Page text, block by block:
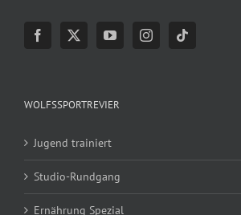
WOLFSSPORTREVIER
Jugend trainiert
Studio-Rundgang
Ernährung Spezial